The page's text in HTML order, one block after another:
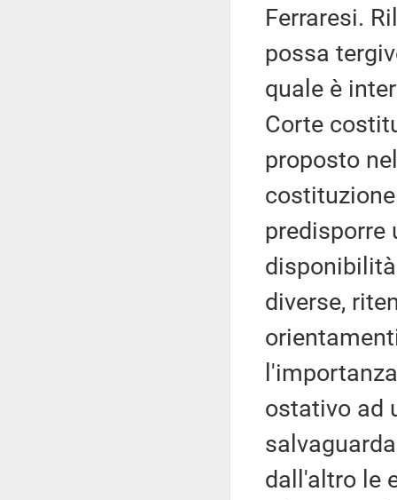
Ferraresi.
possa
quale è
Corte
proposto
predisporre
diverse,
ostativo ad
dall'altro le